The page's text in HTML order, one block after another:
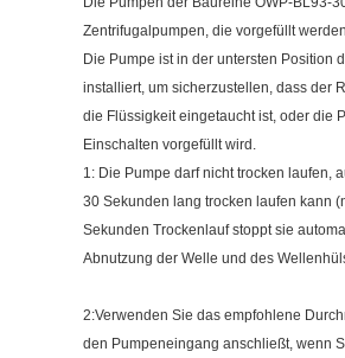
Zentrifugalpumpen, die vorgefüllt
Die Pumpe ist in der untersten Position
installiert, um sicherzustellen, dass der
die Flüssigkeit eingetaucht ist, oder die
Einschalten vorgefüllt wird.
1: Die Pumpe darf nicht trocken laufen,
30 Sekunden lang trocken laufen kann
Sekunden Trockenlauf stoppt sie
Abnutzung der Welle und des
2:Verwenden Sie das empfohlene
den Pumpeneingang anschließt, wenn